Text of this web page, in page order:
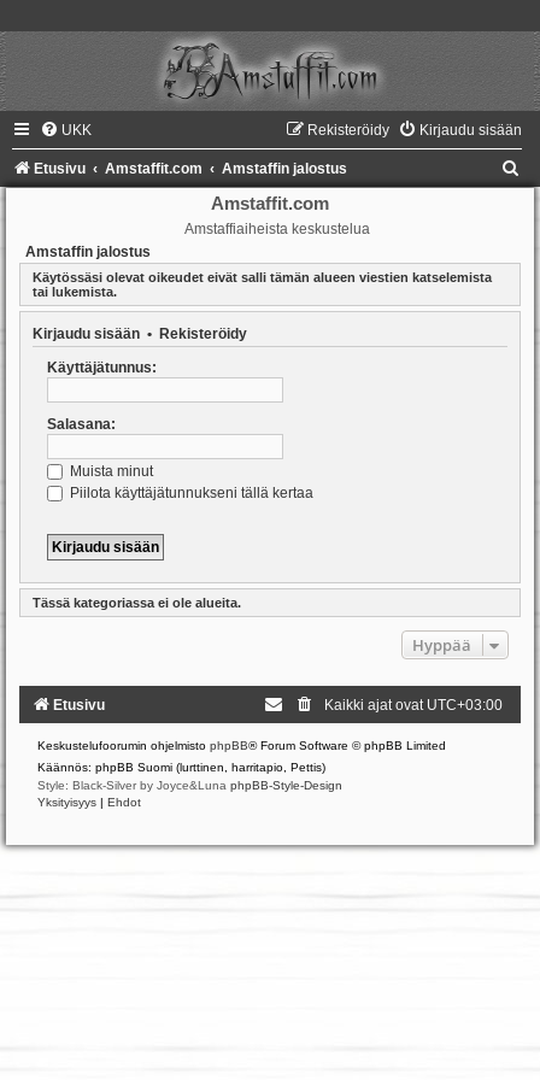
UKK Kirjaudu sisään
Rekisteröidy
Etusivu Amstaffit.com Amstaffin jalostus
Amstaffit.com
Amstaffiaiheista keskustelua
Amstaffin jalostus
Käytössäsi olevat oikeudet eivät salli tämän alueen viestien katselemista
tai lukemista.
Kirjaudu sisään • Rekisteröidy
Käyttäjätunnus:
Salasana:
Muista minut
Piilota käyttäjätunnukseni tällä kertaa
Tässä kategoriassa ei ole alueita.
Hyppää
Etusivu Kaikki ajat ovat UTC+03:00
Keskustelufoorumin ohjelmisto phpBB® Forum Software © phpBB Limited
Käännös: phpBB Suomi (lurttinen, harritapio, Pettis)
Style: Black-Silver by Joyce&Luna phpBB-Style-Design
Yksityisyys | Ehdot